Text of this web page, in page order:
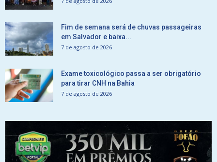
Fim de semana será de chuvas passageiras
em Salvador e baixa...
7 de agosto de 2026
Exame toxicológico passa a ser obrigatório
para tirar CNH na Bahia
7 de agosto de 2026